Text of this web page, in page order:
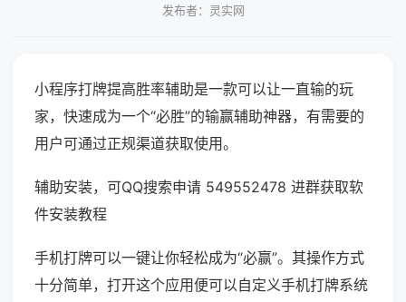
发布者：灵实网
小程序打牌提高胜率辅助是一款可以让一直输的玩
家，快速成为一个“必胜”的输赢辅助神器，有需要的
用户可通过正规渠道获取使用。
辅助安装，可QQ搜索申请 549552478 进群获取软
件安装教程
手机打牌可以一键让你轻松成为“必赢”。其操作方式
十分简单，打开这个应用便可以自定义手机打牌系统